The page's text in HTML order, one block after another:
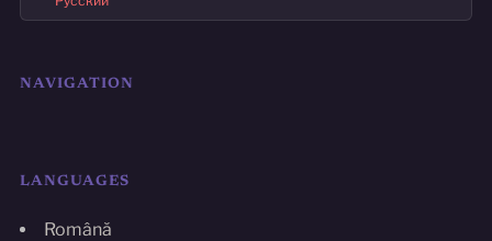
NAVIGATION
LANGUAGES
Română